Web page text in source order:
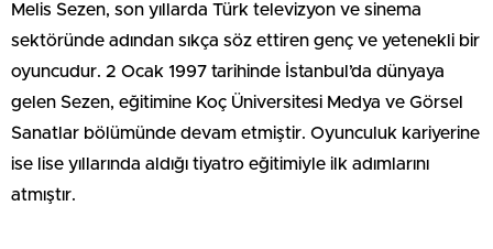
Melis Sezen, son yıllarda Türk televizyon ve sinema
sektöründe adından sıkça söz ettiren genç ve yetenekli bir
oyuncudur. 2 Ocak 1997 tarihinde İstanbul’da dünyaya
gelen Sezen, eğitimine Koç Üniversitesi Medya ve Görsel
Sanatlar bölümünde devam etmiştir. Oyunculuk kariyerine
ise lise yıllarında aldığı tiyatro eğitimiyle ilk adımlarını
atmıştır.